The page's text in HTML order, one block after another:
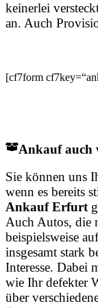
keinerlei
an. Auch
[cf7form
Ankauf auch
Sie können uns
wenn es bereits
Ankauf Erfurt
Auch Autos, die
beispielsweise
insgesamt stark
Interesse. Dabei
wie Ihr defekter
über